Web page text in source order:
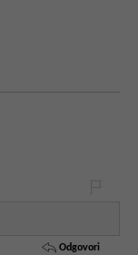
Odgovori